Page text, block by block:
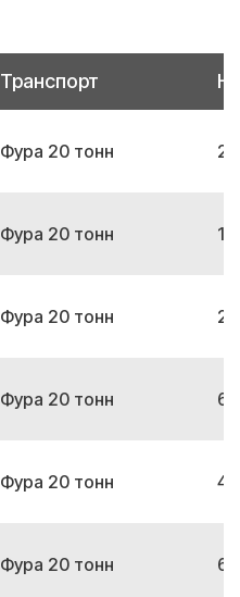
Транспорт
Фура 20 тонн
Фура 20 тонн
Фура 20 тонн
Фура 20 тонн
Фура 20 тонн
Фура 20 тонн